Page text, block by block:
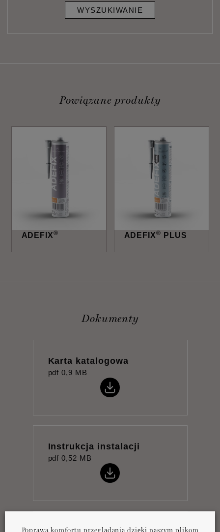
WYSZUKIWANIE
Powiązane produkty
ADEFIX® ADEFIX® PLUS
Dokumenty
Karta katalogowa
pdf 0,9 MB
Instrukcja instalacji
pdf 0,52 MB
Poprawa komfortu przeglądania dzięki naszym plikom